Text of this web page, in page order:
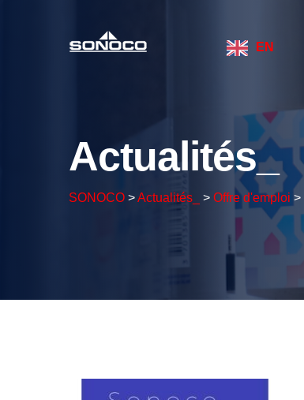
EN
Actualités_
SONOCO >Actualités_ > Offre d'emploi >